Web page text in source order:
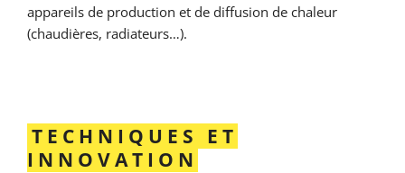
appareils de production et de diffusion de chaleur
(chaudières, radiateurs…).
TECHNIQUES ET
INNOVATION